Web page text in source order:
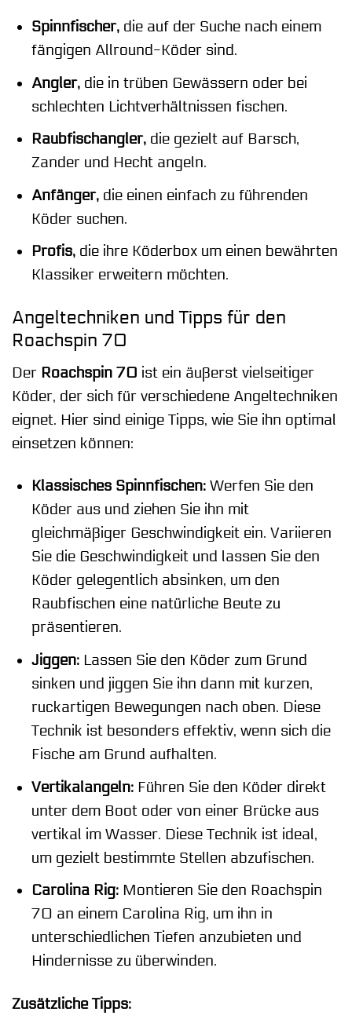
Spinnfischer,die auf der Suche nach einem
fängigen Allround-Köder sind.
Angler,die in trüben Gewässern oder bei
schlechten Lichtverhältnissen fischen.
Raubfischangler,die gezielt auf Barsch,
Zander und Hecht angeln.
Anfänger,die einen einfach zu führenden
Köder suchen.
Profis,die ihre Köderbox um einen bewährten
Klassiker erweitern möchten.
Angeltechniken und Tipps für den
Roachspin 70
Der Roachspin 70 ist ein äußerst vielseitiger
Köder, der sich für verschiedene Angeltechniken
eignet. Hier sind einige Tipps, wie Sie ihn optimal
einsetzen können:
Klassisches Spinnfischen:Werfen Sie den
Köder aus und ziehen Sie ihn mit
gleichmäßiger Geschwindigkeit ein. Variieren
Sie die Geschwindigkeit und lassen Sie den
Köder gelegentlich absinken, um den
Raubfischen eine natürliche Beute zu
präsentieren.
Jiggen:Lassen Sie den Köder zum Grund
sinken und jiggen Sie ihn dann mit kurzen,
ruckartigen Bewegungen nach oben. Diese
Technik ist besonders effektiv, wenn sich die
Fische am Grund aufhalten.
Vertikalangeln:Führen Sie den Köder direkt
unter dem Boot oder von einer Brücke aus
vertikal im Wasser. Diese Technik ist ideal,
um gezielt bestimmte Stellen abzufischen.
Carolina Rig:Montieren Sie den Roachspin
70 an einem Carolina Rig, um ihn in
unterschiedlichen Tiefen anzubieten und
Hindernisse zu überwinden.
Zusätzliche Tipps: